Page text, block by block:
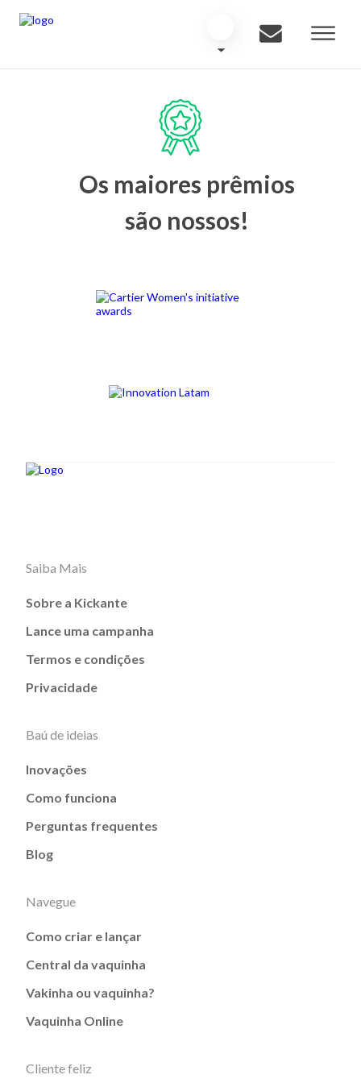
Os maiores prêmios
são nossos!
Saiba Mais
Sobre a Kickante
Lance uma campanha
Termos e condições
Privacidade
Baú de ideias
Inovações
Como funciona
Perguntas frequentes
Blog
Navegue
Como criar e lançar
Central da vaquinha
Vakinha ou vaquinha?
Vaquinha Online
Cliente feliz